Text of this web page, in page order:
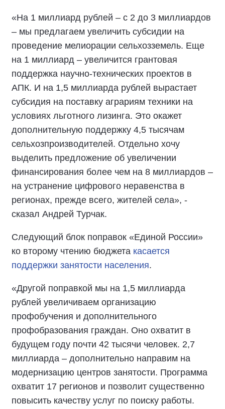
«На 1 миллиард рублей – с 2 до 3 миллиардов
– мы предлагаем увеличить субсидии на
проведение мелиорации сельхозземель. Еще
на 1 миллиард – увеличится грантовая
поддержка научно-технических проектов в
АПК. И на 1,5 миллиарда рублей вырастает
субсидия на поставку аграриям техники на
условиях льготного лизинга. Это окажет
дополнительную поддержку 4,5 тысячам
сельхозпроизводителей. Отдельно хочу
выделить предложение об увеличении
финансирования более чем на 8 миллиардов –
на устранение цифрового неравенства в
регионах, прежде всего, жителей села», -
сказал Андрей Турчак.
Следующий блок поправок «Единой России»
ко второму чтению бюджета касается
поддержки занятости населения.
«Другой поправкой мы на 1,5 миллиарда
рублей увеличиваем организацию
профобучения и дополнительного
профобразования граждан. Оно охватит в
будущем году почти 42 тысячи человек. 2,7
миллиарда – дополнительно направим на
модернизацию центров занятости. Программа
охватит 17 регионов и позволит существенно
повысить качеству услуг по поиску работы.